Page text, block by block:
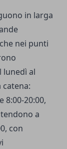
in larga
nei punti
lunedì al
catena:
8:00-20:00,
a
con